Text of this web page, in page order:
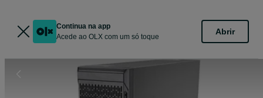
Continua na app
Acede ao OLX com um só toque
Abrir